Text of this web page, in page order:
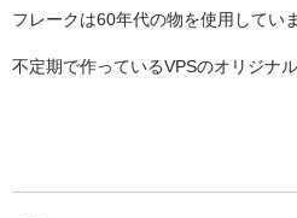
フレークは60年代の物を使用していま
不定期で作っているVPSのオリジナ